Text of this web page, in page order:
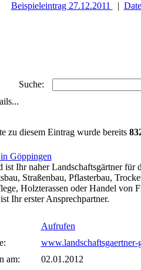
Beispieleintrag 27.12.2011 |
Suche:
zu diesem Eintrag wurde bereits
Göppingen
ist Ihr naher Landschaftsgärtner für
Straßenbau, Pflasterbau,
Holzterassen oder Handel von
Ihr erster Ansprechpartner.
Aufrufen
www.landschaftsgaertner-
am:
02.01.2012